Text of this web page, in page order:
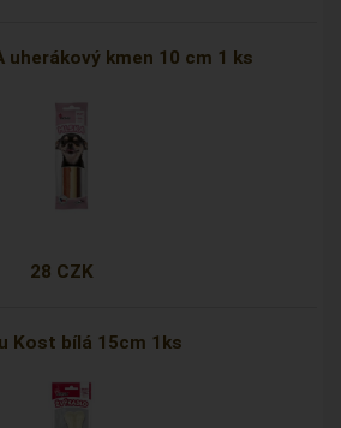
uherákový kmen 10 cm 1 ks
28 CZK
Kost bílá 15cm 1ks